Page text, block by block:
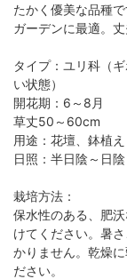
たかく優美な品種
ガーデンに最適。
タイプ：ユリ科（
い状態）
開花期：6～8月
草丈50～60cm
用途：花壇、鉢植え
日照：半日陰～日陰
栽培方法：
保水性のある、肥
けてください。暑
かりません。乾燥
ださい。